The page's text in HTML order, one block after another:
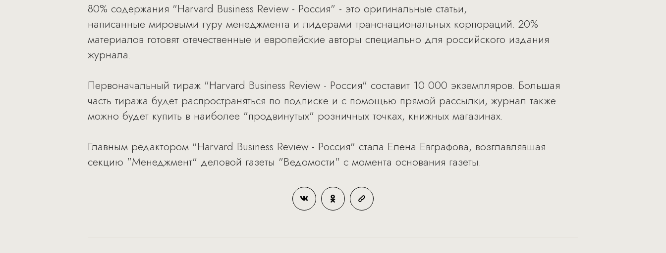
80% содержания "Harvard Business Review - Россия" - это оригинальные статьи,
написанные мировыми гуру менеджмента и лидерами транснациональных корпораций. 20%
материалов готовят отечественные и европейские авторы специально для российского издания
журнала.
Первоначальный тираж "Harvard Business Review - Россия" составит 10 000 экземпляров. Большая
часть тиража будет распространяться по подписке и с помощью прямой рассылки, журнал также
можно будет купить в наиболее "продвинутых" розничных точках, книжных магазинах.
Главным редактором "Harvard Business Review - Россия" стала Елена Евграфова, возглавлявшая
секцию "Менеджмент" деловой газеты "Ведомости" с момента основания газеты.